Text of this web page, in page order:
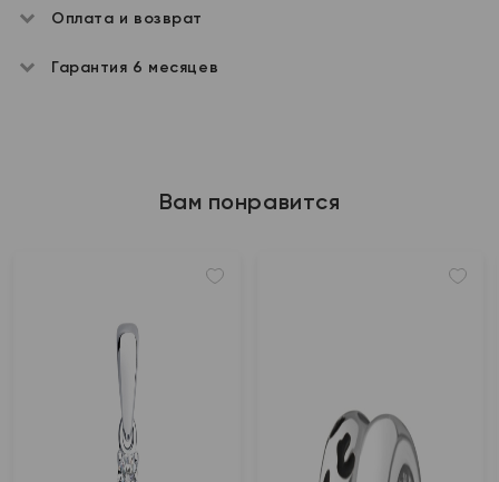
Оплата и возврат
Гарантия 6 месяцев
Вам понравится